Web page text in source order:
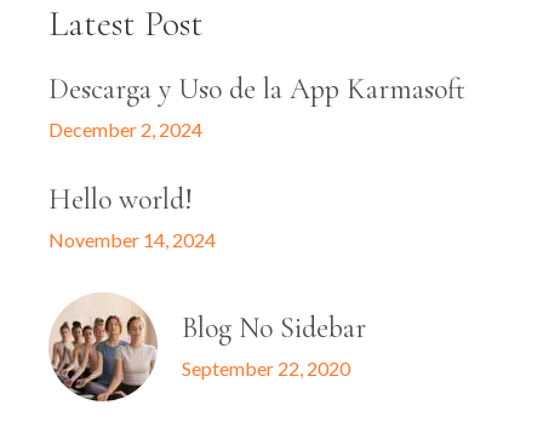
Latest Post
Descarga y Uso de la App Karmasoft
December 2, 2024
Hello world!
November 14, 2024
Blog No Sidebar
September 22, 2020